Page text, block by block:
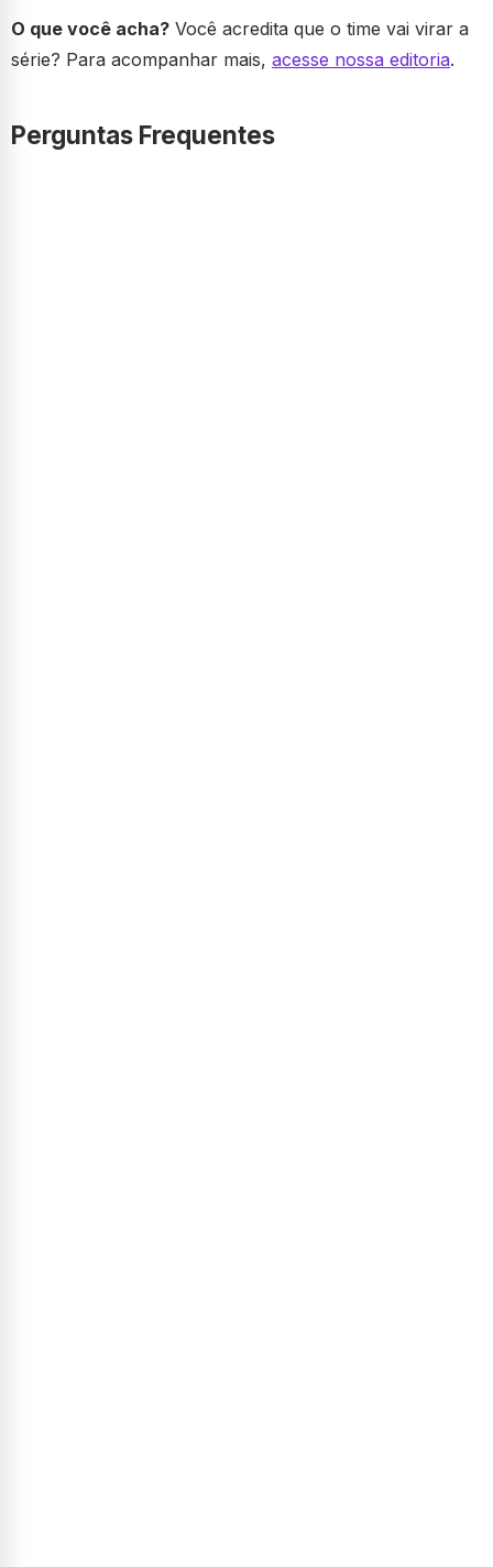
O que você acha? Você acredita que o time vai virar a
série? Para acompanhar mais, acesse nossa editoria.
Perguntas Frequentes